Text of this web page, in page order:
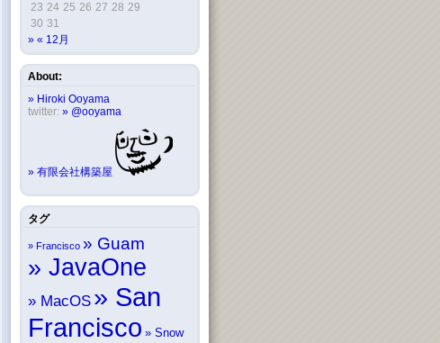
23 24 25 26 27 28 29
30 31
« 12月
About:
Hiroki Ooyama
twitter:
@ooyama
有限会社構築屋
タグ
Francisco Guam
JavaOne
MacOS
San
Francisco
Snow